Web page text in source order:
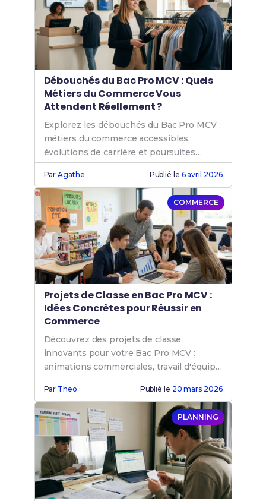
Débouchés du Bac Pro MCV : Quels
Métiers du Commerce Vous
Attendent Réellement ?
Explorez les débouchés du Bac Pro MCV :
métiers du commerce accessibles,
évolutions de carrière et poursuites
d'études après votre diplôme.
ParAgathe Publié le 6 avril 2026
COMMERCE
Projets de Classe en Bac Pro MCV :
Idées Concrètes pour Réussir en
Commerce
Découvrez des projets de classe
innovants pour votre Bac Pro MCV :
animations commerciales, travail d'équipe
et préparation orale.
Par Theo Publié le 20 mars 2026
PLANNING